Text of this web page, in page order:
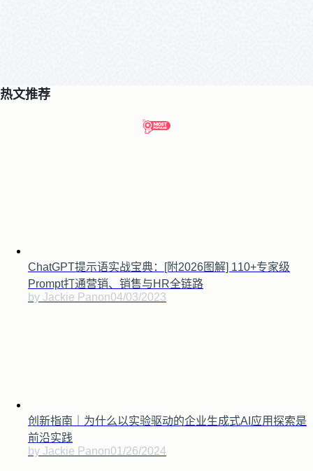
热文推荐
ChatGPT提示语实战宝典：[附2026图解] 110+专家级
Prompt打通营销、销售与HR全链路
by Jackie Panon04/03/2023
创新指南｜为什么以实验驱动的企业生成式AI应用探索是
前沿实践
by Jackie Panon01/26/2024